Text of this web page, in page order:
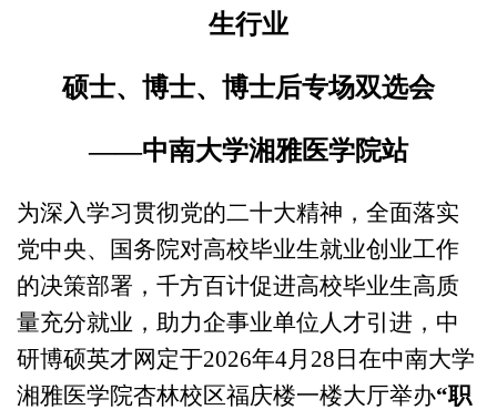
生行业
硕士、博士、博士后专场双选会
——中南大学湘雅医学院站
为深入学习贯彻党的二十大精神，全面落实
党中央、国务院对高校毕业生就业创业工作
的决策部署，千方百计促进高校毕业生高质
量充分就业，助力企事业单位人才引进，中
研博硕英才网定于2026年4月 28 日在中南大学
湘雅医学院杏林校区福庆楼一楼大厅举办“职